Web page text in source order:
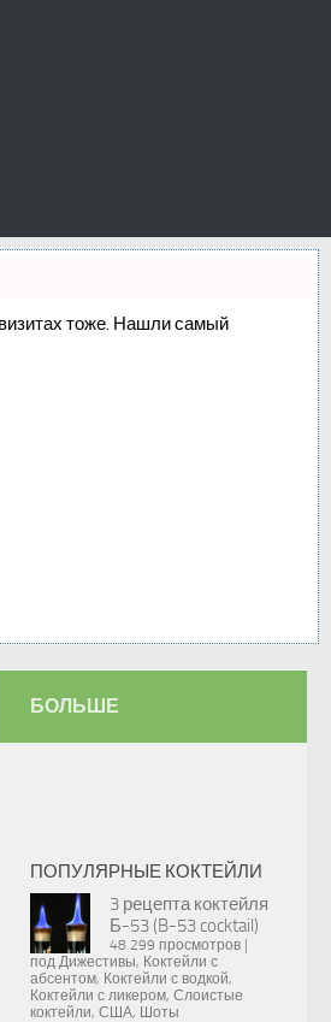
визитах тоже. Нашли самый
БОЛЬШЕ
ПОПУЛЯРНЫЕ КОКТЕЙЛИ
3 рецепта коктейля
Б-53 (B-53 cocktail)
48 299 просмотров
под Дижестивы, Коктейли с
абсентом, Коктейли с водкой,
Коктейли с ликером, Слоистые
коктейли, США, Шоты